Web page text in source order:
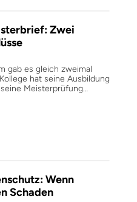
Zwei
gab es gleich zweimal
hat seine Ausbildung
Meisterprüfung
Wenn
Schaden